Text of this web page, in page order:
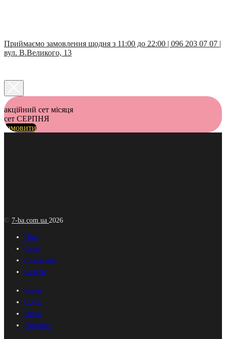
Приймаємо замовлення щодня з 11:00 до 22:00 | 096 203 07 07 |
вул. В.Великого, 13
акційний сет місяця
сет СЕРПНЯ
замовити
©️ 7-ba.com.ua 2026
Піца
Суші
Снеки фрі
Салати
Боули
Соуси
Напої
Листівки